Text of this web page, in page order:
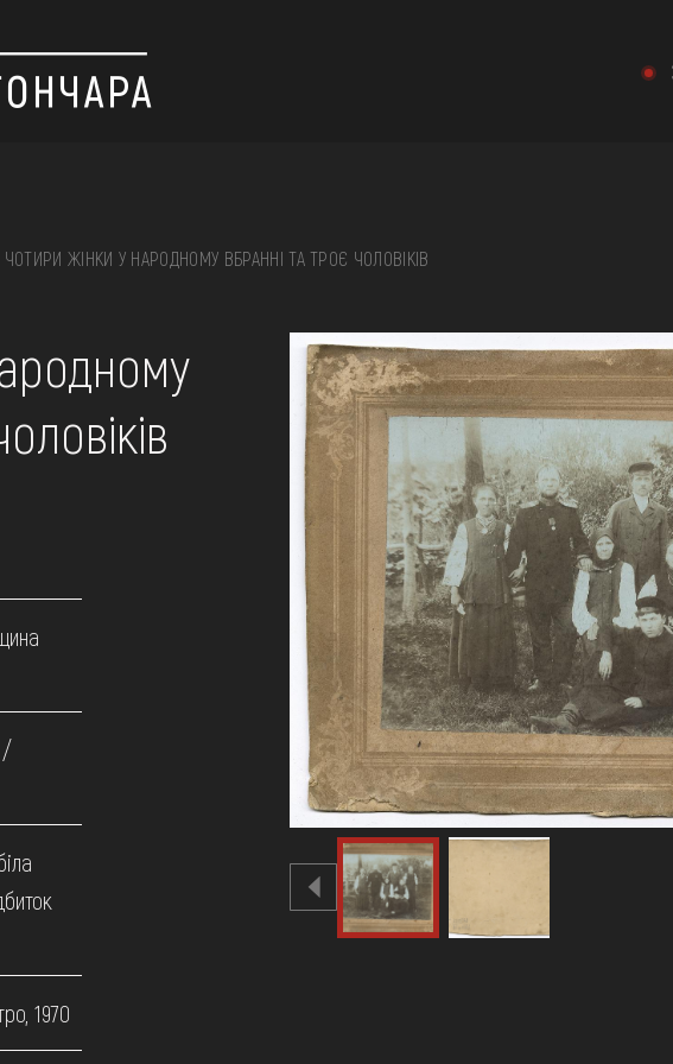
ЧОТИРИ ЖІНКИ У НАРОДНОМУ ВБРАННІ ТА ТРОЄ ЧОЛОВІКІВ
/
1970